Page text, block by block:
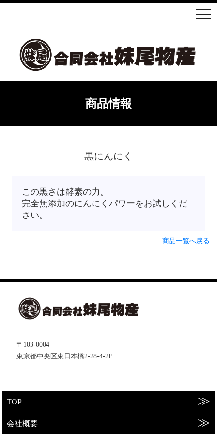
商品情報
黒にんにく
この黒さは酵素の力。
完全無添加のにんにくパワーをお試しくだ
さい。
商品一覧へ戻る
〒103-0004
東京都中央区東日本橋2-28-4-2F
TOP
会社概要